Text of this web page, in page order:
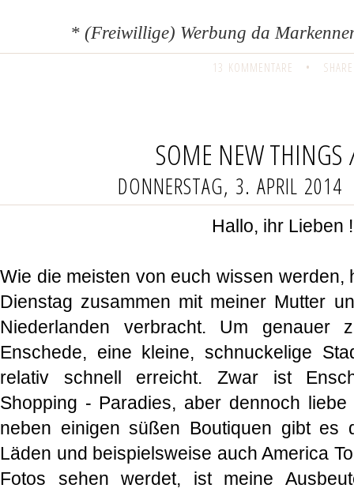
* (Freiwillige) Werbung da
13 KOMMENTARE •
SOME NEW THINGS
DONNERSTAG, 3. APRIL 2014
Hallo, ihr Lieben
Wie die meisten von euch wissen werden,
Dienstag zusammen mit meiner Mutter
Niederlanden verbracht. Um
Enschede, eine kleine, schnuckelige
relativ schnell erreicht. Zwar ist
Shopping - Paradies, aber dennoch
neben einigen süßen Boutiquen gibt es
Läden und beispielsweise auch America
Fotos sehen werdet, ist meine